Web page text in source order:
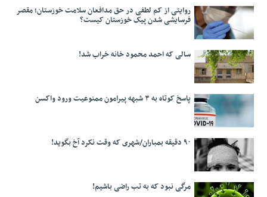
روایتی از کم لطفی در حق مدافعان سلامت خوزستان؛ مقصر
فرسایشی شدن پیک خوزستان کیست؟
سالی که احمد محمود خانه خراب شد!
پاسخ کوتاه به ۳ شبهه پیرامون ممنوعیت ورود واکسن
۹۰ دقیقه بمباران/شهری که وقت نکرد آخ بگوید!
مرگی نبود که به تب راضی باشیم!